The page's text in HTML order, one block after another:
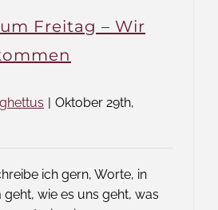
Freitag – Wir
| Oktober 29th,
ich gern, Worte, in
wie es uns geht, was